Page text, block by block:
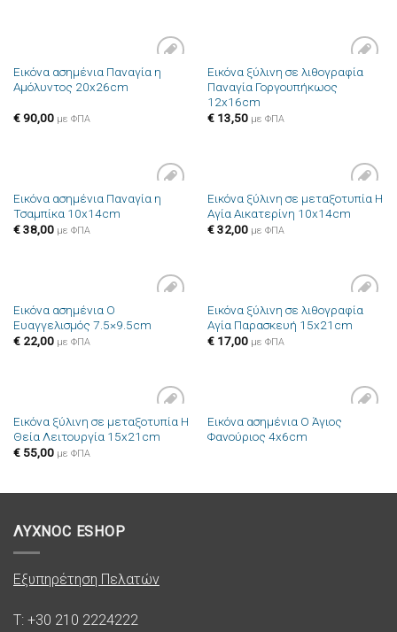
Πρόσθήκη
Εικόνα ασημένια Παναγία η
Αμόλυντος 20x26cm
€90,00 με ΦΠΑ
Πρόσθήκη
στην λίστα
Εικόνα ξύλινη σε λιθογραφία
Παναγία Γοργουπήκωος
12x16cm
€13,50 με ΦΠΑ
Πρόσθήκη
Εικόνα ασημένια Παναγία η
Τσαμπίκα 10x14cm
€38,00 με ΦΠΑ
Πρόσθήκη
στην λίστα
Εικόνα ξύλινη σε μεταξοτυπία Η
Αγία Αικατερίνη 10x14cm
€32,00 με ΦΠΑ
στην λίστα
Εικόνα ασημένια Ο
Ευαγγελισμός 7.5×9.5cm
€22,00 με ΦΠΑ
Πρόσθήκη
στην λίστα
Εικόνα ξύλινη σε λιθογραφία
Αγία Παρασκευή 15x21cm
€17,00 με ΦΠΑ
Πρόσθήκη
στην λίστα
Εικόνα ξύλινη σε μεταξοτυπία Η
Θεία Λειτουργία 15x21cm
€55,00 με ΦΠΑ
Πρόσθήκη
Εικόνα ασημένια Ο Άγιος
Φανούριος 4x6cm
ΛΥΧΝΟC ESHOP
Εξυπηρέτηση Πελατών
T: +30 210 2224222